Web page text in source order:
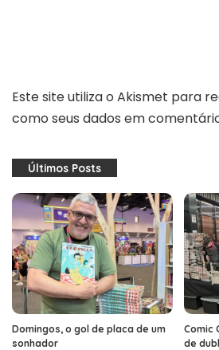
Este site utiliza o Akismet para
como seus dados em
Últimos Posts
Domingos, o gol de placa de um
sonhador
Comic
de